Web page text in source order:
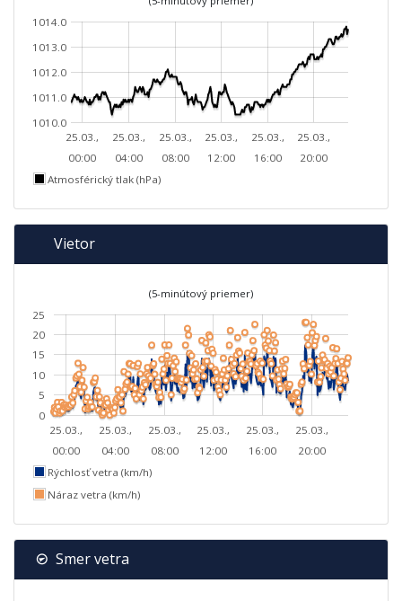
25.03.,
00:00
25.03.,
04:00
25.03.,
08:00
25.03.,
12:00
25.03.,
16:00
25.03.,
20:00
1010.0
1011.0
1012.0
1013.0
1014.0
Atmosférický tlak (hPa)
Vietor
(5-minútový priemer)
25.03.,
00:00
25.03.,
04:00
25.03.,
08:00
25.03.,
12:00
25.03.,
16:00
25.03.,
20:00
0
5
10
15
20
25
Rýchlosť vetra (km/h)
Náraz vetra (km/h)
Smer vetra